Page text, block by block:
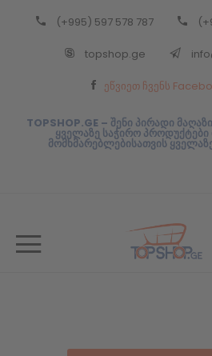
(+995) 597 578 787
topshop.ge
ეწვიეთ ჩვენს
TOPSHOP.GE – შენი პირადი
ყველაზე საჭირო პროდუქტები
მომხმარებლებისათვის
Back